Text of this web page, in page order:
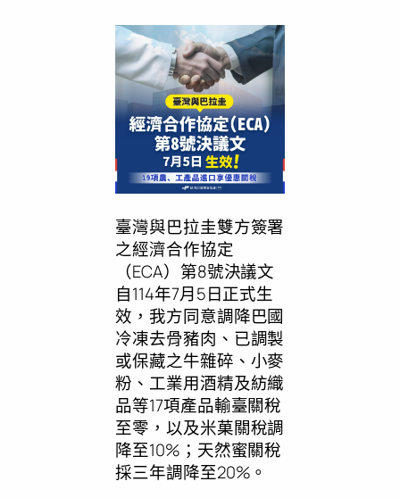
臺灣與巴拉圭雙方簽署
之經濟合作協定
（ECA）第8號決議文
自114年7月5日正式生
效，我方同意調降巴國
冷凍去骨豬肉、已調製
或保藏之牛雜碎、小麥
粉、工業用酒精及紡織
品等17項產品輸臺關稅
至零，以及米菓關稅調
降至10%；天然蜜關稅
採三年調降至20%。